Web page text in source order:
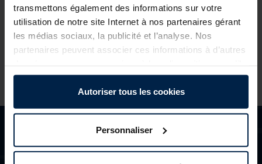
transmettons également des informations sur votre
utilisation de notre site Internet à nos partenaires gérant
les médias sociaux, la publicité et l’analyse. Nos
partenaires peuvent associer ces informations à d’autres
ont collectées dans le cadre de votre utilisation des
Légalement, nous pouvons stocker des cookies sur votre
fonctionnement de ce site. Pour tous les autres types de
cookies, nous avons besoin de votre autorisation. Vous
Autoriser tous les cookies
Personnaliser